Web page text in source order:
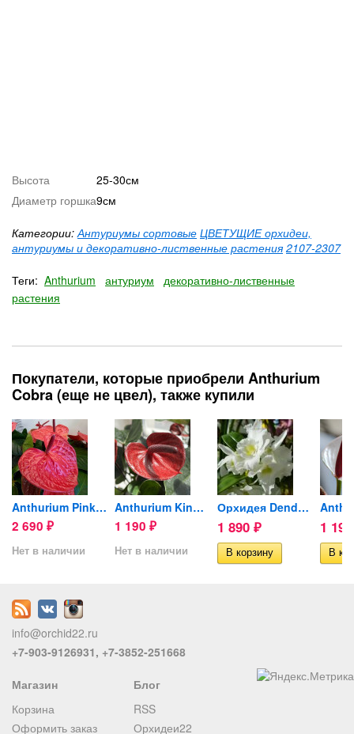
Высота
25-30см
Диаметр горшка9см
Категории: Антуриумы сортовые ЦВЕТУЩИЕ орхидеи,
антуриумы и декоративно-лиственные растения 2107-2307
Теги: Anthurium антуриум
декоративно-лиственные
растения
Покупатели, которые приобрели Anthurium
Cobra (еще не цвел), также купили
Anthurium Pink Queen
2 690 ₽
Нет в наличии
Anthurium King Kong Brown...
1 190 ₽
Нет в наличии
Орхидея Dendrobium Spring...
1 890 ₽ 1
info@orchid22.ru
+7-903-9126931, +7-3852-251668
Магазин
Корзина
Оформить заказ
Блог
RSS
Орхидеи22